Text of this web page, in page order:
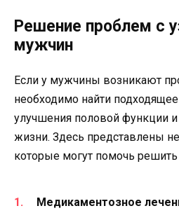
Решение проблем с
мужчин
Если у мужчины возникают
необходимо найти
улучшения половой функции
жизни. Здесь представлены
которые могут помочь решить
Медикаментозное